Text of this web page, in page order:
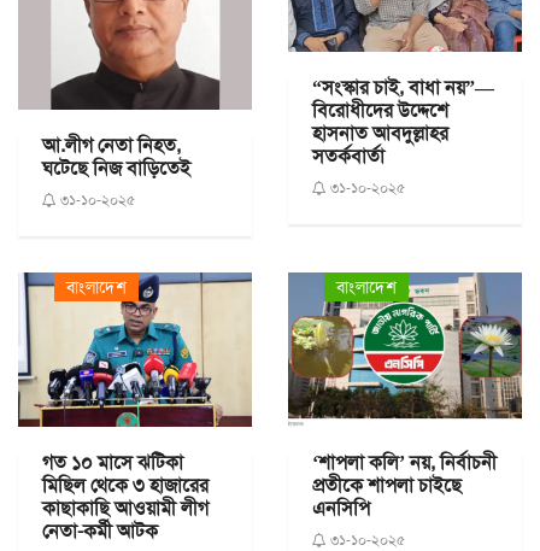
আ.লীগ নেতা নিহত,
ঘটেছে নিজ বাড়িতেই
৩১-১০-২০২৫
“সংস্কার চাই, বাধা নয়”—
বিরোধীদের উদ্দেশে
হাসনাত আবদুল্লাহর
সতর্কবার্তা
৩১-১০-২০২৫
বাংলাদেশ
গত ১০ মাসে ঝটিকা
মিছিল থেকে ৩ হাজারের
কাছাকাছি আওয়ামী লীগ
নেতা-কর্মী আটক
বাংলাদেশ
‘শাপলা কলি’ নয়, নির্বাচনী
প্রতীকে শাপলা চাইছে
এনসিপি
৩১-১০-২০২৫